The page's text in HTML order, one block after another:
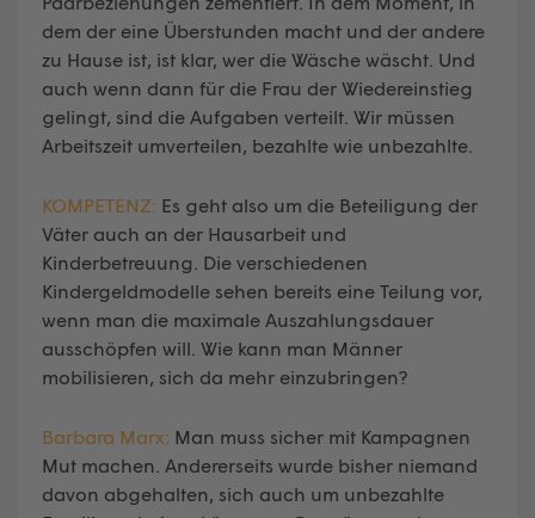
dem der eine Überstunden macht und der andere
zu Hause ist, ist klar, wer die Wäsche wäscht. Und
auch wenn dann für die Frau der Wiedereinstieg
gelingt, sind die Aufgaben verteilt. Wir müssen
Arbeitszeit umverteilen, bezahlte wie unbezahlte.
KOMPETENZ: Es geht also um die Beteiligung der
Väter auch an der Hausarbeit und
Kinderbetreuung. Die verschiedenen
Kindergeldmodelle sehen bereits eine Teilung vor,
wenn man die maximale Auszahlungsdauer
ausschöpfen will. Wie kann man Männer
mobilisieren, sich da mehr einzubringen?
Barbara Marx: Man muss sicher mit Kampagnen
Mut machen. Andererseits wurde bisher niemand
davon abgehalten, sich auch um unbezahlte